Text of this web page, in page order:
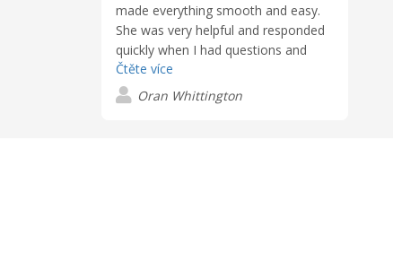
made everything smooth and easy.
She was very helpful and responded
quickly when I had questions and
concerns. I had a deadline that
needed to be met and she made it
happen 3 days earlier than expected.
Čtěte více
Oran Whittington